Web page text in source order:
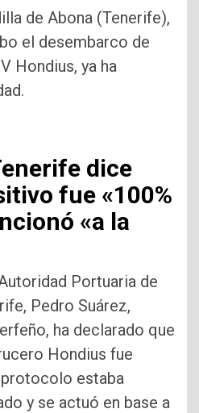
de Abona (Tenerife),
el desembarco de
Hondius, ya ha
dice
fue «100%
«a la
Portuaria de
Pedro Suárez,
ha declarado que
Hondius fue
protocolo estaba
y se actuó en base a